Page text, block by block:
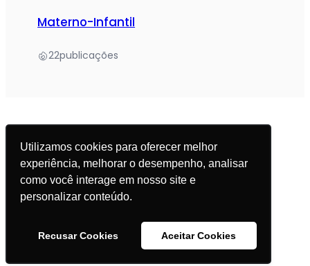
Utilizamos cookies para oferecer melhor
experiência, melhorar o desempenho, analisar
como você interage em nosso site e
personalizar conteúdo.
Recusar Cookies Aceitar Cookies
Materno-Infantil
22publicações
© 2025 Academia da Nutrição. Todos os direitos
reservados.